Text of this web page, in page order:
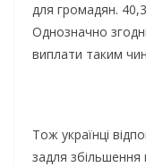
для громадян.
Однозначно
виплати таким
Тож українці
задля